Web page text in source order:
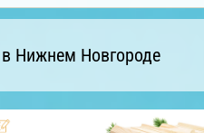
Нижнем Новгороде